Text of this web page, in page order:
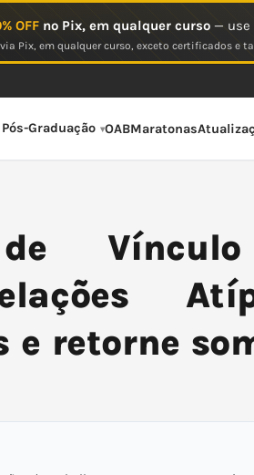
OFFno Pix, em qualquer curso— use
Pix, em qualquer curso, exceto certificados
Pós-Graduação OABMaratonas
de
e retorne